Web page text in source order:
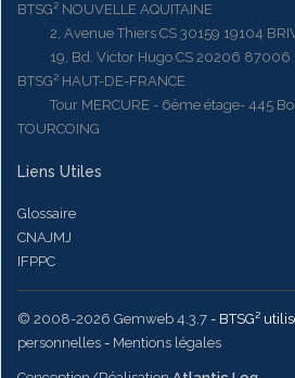
BTSG² NOUVELLE AQUITAINE
2, Avenue Thiers CS 30159 19104
19, Bd. Victor Hugo CS 20206 87006
BTSG² HAUT-DE-FRANCE
Tour MERCURE - 6ème étage- 445
TOURCOING
Liens Utiles
Glossaire
CNAJMJ
IFPPC
© 2008-2026 Gemweb 4.3.7 - BTSG²
personnelles - Mentions légales